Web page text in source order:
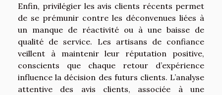
Enfin, privilégier les avis clients récents permet
de se prémunir contre les déconvenues liées à
un manque de réactivité ou à une baisse de
qualité de service. Les artisans de confiance
veillent à maintenir leur réputation positive,
conscients que chaque retour d’expérience
influence la décision des futurs clients. L’analyse
attentive des avis clients, associée à une